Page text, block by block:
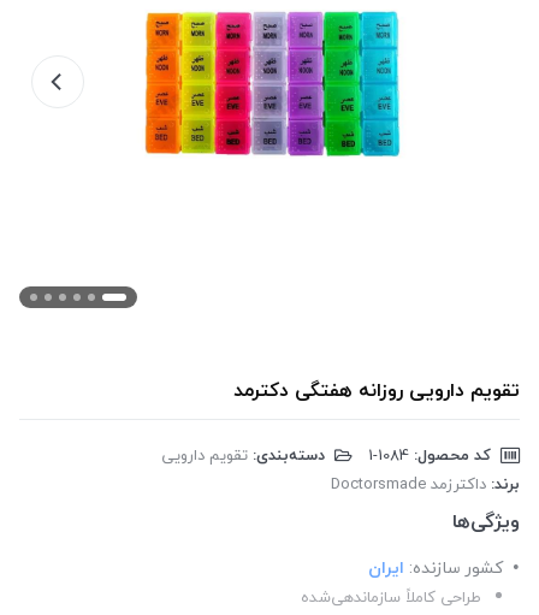
تقویم دارویی روزانه هفتگی دکترمد
کد محصول: دسته‌بندی: تقویم دارویی
برند: داکترزمد Doctorsmade
ویژگی‌ها
کشور سازنده: ایران
طراحی کاملاً سازماندهی‌شده